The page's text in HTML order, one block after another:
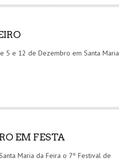
5 e 12 de Dezembro em Santa Maria
EM FESTA
Maria da Feira o 7º Festival de